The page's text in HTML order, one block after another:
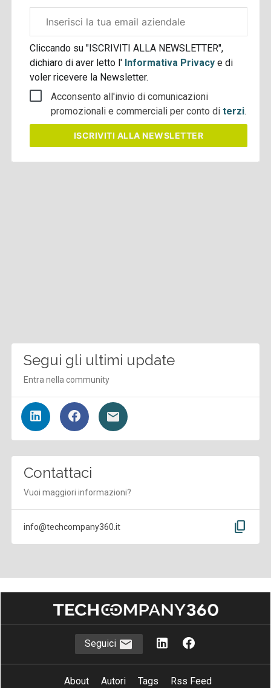
aziendale
Cliccando su "ISCRIVITI ALLA NEWSLETTER",
dichiaro di aver letto l' Informativa Privacye di
voler ricevere la Newsletter.
Acconsento all'invio di comunicazioni
promozionali e commerciali per conto diterzi.
ISCRIVITI ALLA NEWSLETTER
Segui gli ultimi update
Entra nella community
Contattaci
Vuoi maggiori informazioni?
info@techcompany360.it content_copy
Seguici
About Autori Tags
Rss Feed